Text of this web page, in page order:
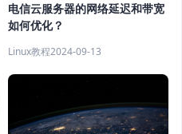
电信云服务器的网络延迟和带宽
如何优化？
Linux教程2024-09-13